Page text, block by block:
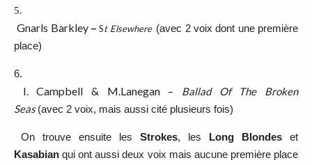
5.
Gnarls Barkley – St Elsewhere (avec 2 voix dont une première
place)
6.
I. Campbell & M.Lanegan– Ballad Of The Broken
Seas (avec 2 voix, mais aussi cité plusieurs fois)
On trouve ensuite les Strokes, les Long Blondes et
Kasabian qui ont aussi deux voix mais aucune première place